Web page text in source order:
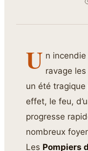
U n incendie
ravage
un été
effet, le feu,
progresse
nombreux
Les Pompiers